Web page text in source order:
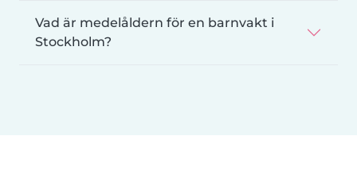
Vad är medelåldern för en barnvakt i
Stockholm?